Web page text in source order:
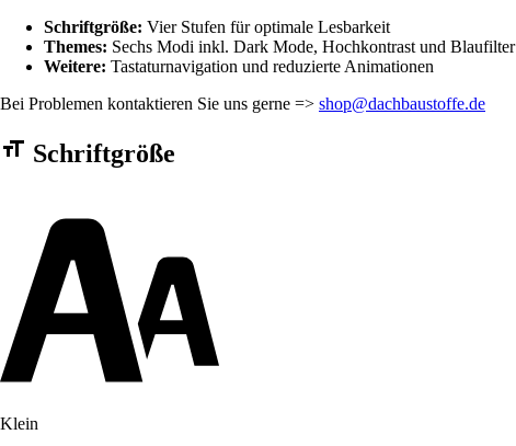
Schriftgröße: Vier Stufen für optimale Lesbarkeit
Themes: Sechs Modi inkl. Dark Mode, Hochkontrast und Blaufilter
Weitere: Tastaturnavigation und reduzierte Animationen
Bei Problemen kontaktieren Sie uns gerne => shop@dachbaustoffe.de
Barrierefreiheit Einstellungen Formular
Schriftgröße
Klein